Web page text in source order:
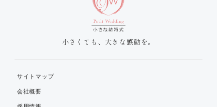
小さくても、大きな感動を。
サイトマップ
会社概要